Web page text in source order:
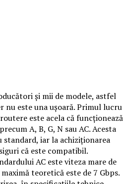
şi mii de modele, astfel
nu este una uşoară. Primul lucru
este acela că funcţionează
A, B, G, N sau AC. Acesta
standard, iar la achiziţionarea
că este compatibil.
AC este viteza mare de
teoretică este de 7 Gbps.